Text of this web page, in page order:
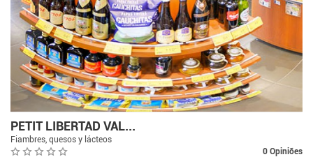
PETIT LIBERTAD VAL...
Fiambres, quesos y lácteos
0 Opiniões